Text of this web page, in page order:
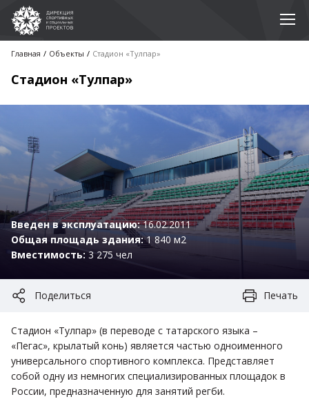
Главная Объекты Стадион «Тулпар»
Стадион «Тулпар»
Введен в эксплуатацию:16.02.2011
Общая площадь здания:1 840 м2
Вместимость:3 275 чел
Поделиться Печать
Стадион «Тулпар» (в переводе с татарского языка –
«Пегас», крылатый конь) является частью одноименного
универсального спортивного комплекса. Представляет
собой одну из немногих специализированных площадок в
России, предназначенную для занятий регби.